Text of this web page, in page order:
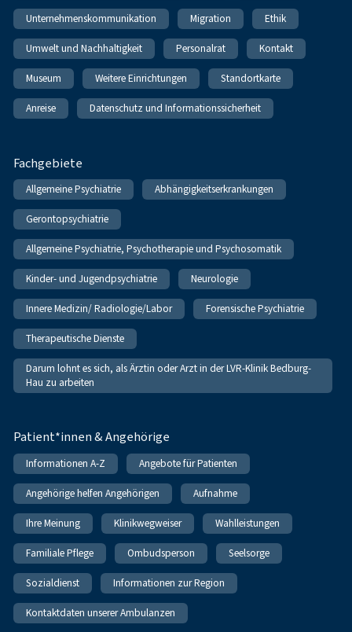
Unternehmenskommunikation Migration Ethik
Umwelt und Nachhaltigkeit Personalrat Kontakt
Museum Weitere Einrichtungen Standortkarte
Anreise Datenschutz und Informationssicherheit
Fachgebiete
Allgemeine Psychiatrie Abhängigkeitserkrankungen
Gerontopsychiatrie
Allgemeine Psychiatrie, Psychotherapie und Psychosomatik
Kinder- und Jugendpsychiatrie Neurologie
Innere Medizin/ Radiologie/Labor Forensische Psychiatrie
Therapeutische Dienste
Darum lohnt es sich, als Ärztin oder Arzt in der LVR-Klinik Bedburg-
Hau zu arbeiten
Patient*innen & Angehörige
Informationen A-Z Angebote für Patienten
Angehörige helfen Angehörigen Aufnahme
Ihre Meinung Klinikwegweiser Wahlleistungen
Familiale Pflege Ombudsperson Seelsorge
Sozialdienst Informationen zur Region
Kontaktdaten unserer Ambulanzen